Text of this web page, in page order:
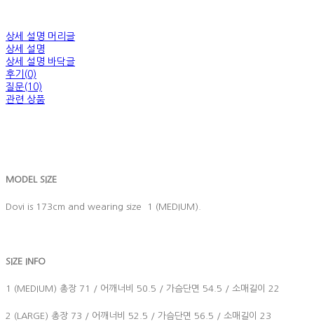
상세 설명 머리글
상세 설명
상세 설명 바닥글
후기(0)
질문(10)
관련 상품
MODEL SIZE
Dovi is 173cm and wearing size 1 (MEDIUM).
SIZE INFO
1 (MEDIUM) 총장 71 / 어깨너비 50.5 / 가슴단면 54.5 / 소매길이 22
2 (LARGE) 총장 73 / 어깨너비 52.5 / 가슴단면 56.5 / 소매길이 23